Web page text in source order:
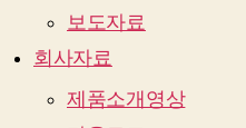
보도자료
회사자료
제품소개영상